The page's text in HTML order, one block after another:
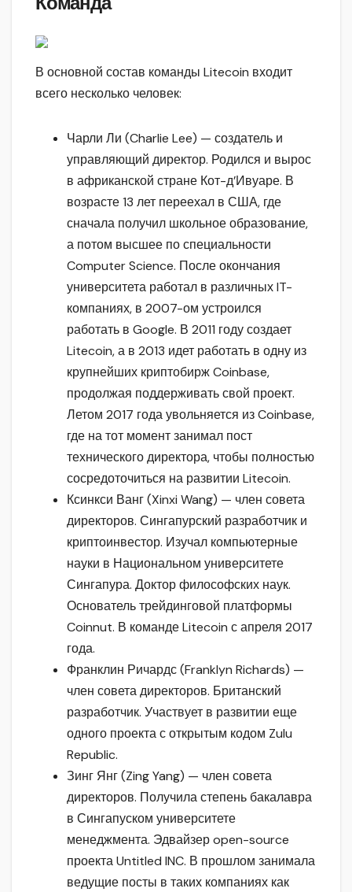
В основной состав команды Litecoin входит
всего несколько человек:
Чарли Ли (Charlie Lee) — создатель и
управляющий директор. Родился и вырос
в африканской стране Кот-д’Ивуаре. В
возрасте 13 лет переехал в США, где
сначала получил школьное образование,
а потом высшее по специальности
Computer Science. После окончания
университета работал в различных IT-
компаниях, в 2007-ом устроился
работать в Google. В 2011 году создает
Litecoin, а в 2013 идет работать в одну из
крупнейших криптобирж Coinbase,
продолжая поддерживать свой проект.
Летом 2017 года увольняется из Coinbase,
где на тот момент занимал пост
технического директора, чтобы полностью
сосредоточиться на развитии Litecoin.
Ксинкси Ванг (Xinxi Wang) — член совета
директоров. Сингапурский разработчик и
криптоинвестор. Изучал компьютерные
науки в Национальном университете
Сингапура. Доктор философских наук.
Основатель трейдинговой платформы
Coinnut. В команде Litecoin с апреля 2017
года.
Франклин Ричардс (Franklyn Richards) —
член совета директоров. Британский
разработчик. Участвует в развитии еще
одного проекта с открытым кодом Zulu
Republic.
Зинг Янг (Zing Yang) — член совета
директоров. Получила степень бакалавра
в Сингапуском университете
менеджмента. Эдвайзер open-source
проекта Untitled INC. В прошлом занимала
ведущие посты в таких компаниях как